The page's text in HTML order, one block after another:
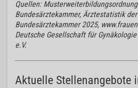
Quellen:
Bundesärztekammer, Ärztestatistik der
Bundesärztekammer 2025,
Deutsche Gesellschaft für
e.V.
Aktuelle Stellenangebote